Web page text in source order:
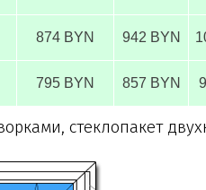
874 BYN 942 BYN
795 BYN 857 BYN
стеклопакет